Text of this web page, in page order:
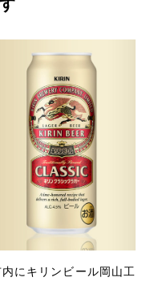
にキリンビール岡山工